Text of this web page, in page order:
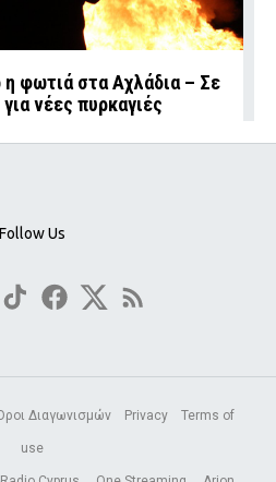
η φωτιά στα Αχλάδια – Σε
νέες πυρκαγιές
Follow Us
Διαγωνισμών Privacy Terms of
use